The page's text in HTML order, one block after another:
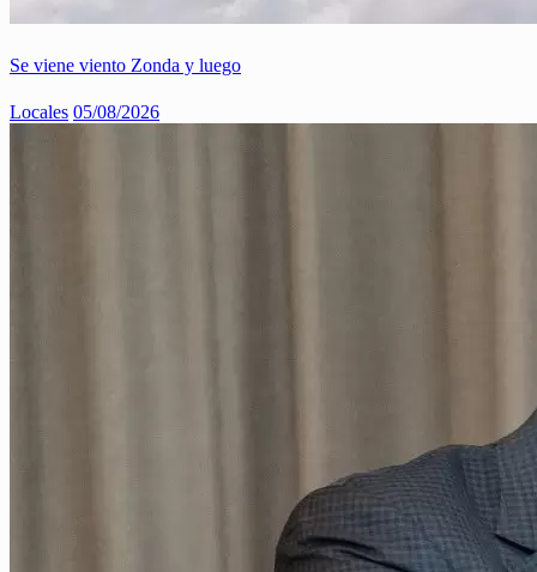
Se viene viento Zonda y luego
Locales 05/08/2026